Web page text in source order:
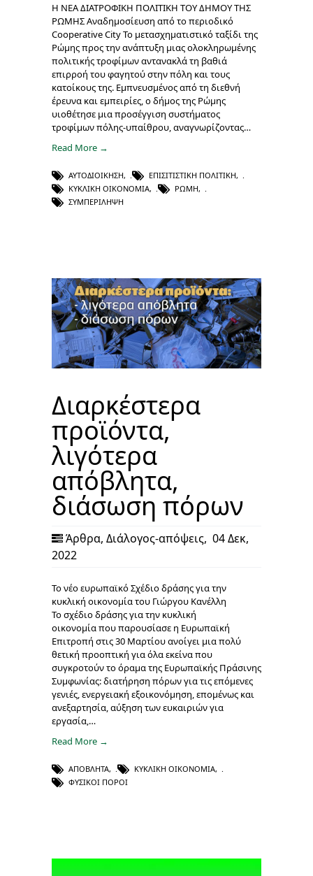
Η ΝΕΑ ΔΙΑΤΡΟΦΙΚΗ ΠΟΛΙΤΙΚΗ ΤΟΥ ΔΗΜΟΥ ΤΗΣ
ΡΩΜΗΣ Αναδημοσίευση από το περιοδικό
Cooperative City Το μετασχηματιστικό ταξίδι της
Ρώμης προς την ανάπτυξη μιας ολοκληρωμένης
πολιτικής τροφίμων αντανακλά τη βαθιά
επιρροή του φαγητού στην πόλη και τους
κατοίκους της. Εμπνευσμένος από τη διεθνή
έρευνα και εμπειρίες, ο δήμος της Ρώμης
υιοθέτησε μια προσέγγιση συστήματος
τροφίμων πόλης-υπαίθρου, αναγνωρίζοντας…
Read More →
ΑΥΤΟΔΙΟΊΚΗΣΗ, ΕΠΙΣΙΤΙΣΤΙΚΉ ΠΟΛΙΤΙΚΉ,
ΚΥΚΛΙΚΉ ΟΙΚΟΝΟΜΊΑ, ΡΏΜΗ,
ΣΥΜΠΕΡΊΛΗΨΗ
Διαρκέστερα
προϊόντα,
λιγότερα
απόβλητα,
διάσωση πόρων
Άρθρα, Διάλογος-απόψεις, 04 Δεκ,
2022
Το νέο ευρωπαϊκό Σχέδιο δράσης για την
κυκλική οικονομία του Γιώργου Κανέλλη
Το σχέδιο δράσης για την κυκλική
οικονομία που παρουσίασε η Ευρωπαϊκή
Επιτροπή στις 30 Μαρτίου ανοίγει μια πολύ
θετική προοπτική για όλα εκείνα που
συγκροτούν το όραμα της Ευρωπαϊκής Πράσινης
Συμφωνίας: διατήρηση πόρων για τις επόμενες
γενιές, ενεργειακή εξοικονόμηση, επομένως και
ανεξαρτησία, αύξηση των ευκαιριών για
εργασία,…
Read More →
ΑΠΌΒΛΗΤΑ, ΚΥΚΛΙΚΉ ΟΙΚΟΝΟΜΊΑ,
ΦΥΣΙΚΟΊ ΠΌΡΟΙ